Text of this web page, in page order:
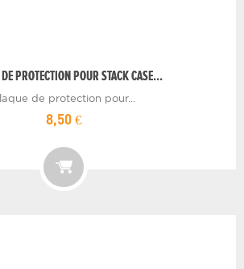
DE PROTECTION POUR STACK CASE...
de protection pour...
8,50 €